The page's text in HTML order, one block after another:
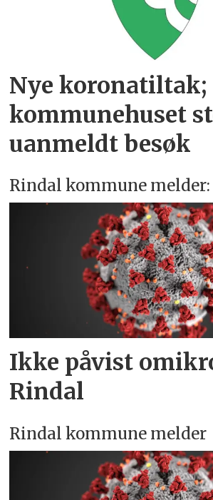
Nye koronatiltak;
kommunehuset
uanmeldt besøk
Rindal kommune melder:
Ikke påvist
Rindal
Rindal kommune melder